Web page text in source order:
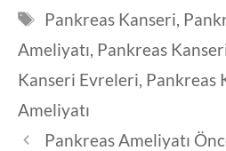
Etiketler
Pankreas Kanseri
Ameliyatı Pankreas
Kanseri Evreleri Pankreas
Ameliyatı
Pankreas Ameliyatı